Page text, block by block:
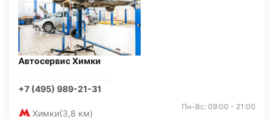
Автосервис Химки
+7 (495) 989-21-31
Химки(3,8 км)
Пн-Вс: 09:00 - 21:00